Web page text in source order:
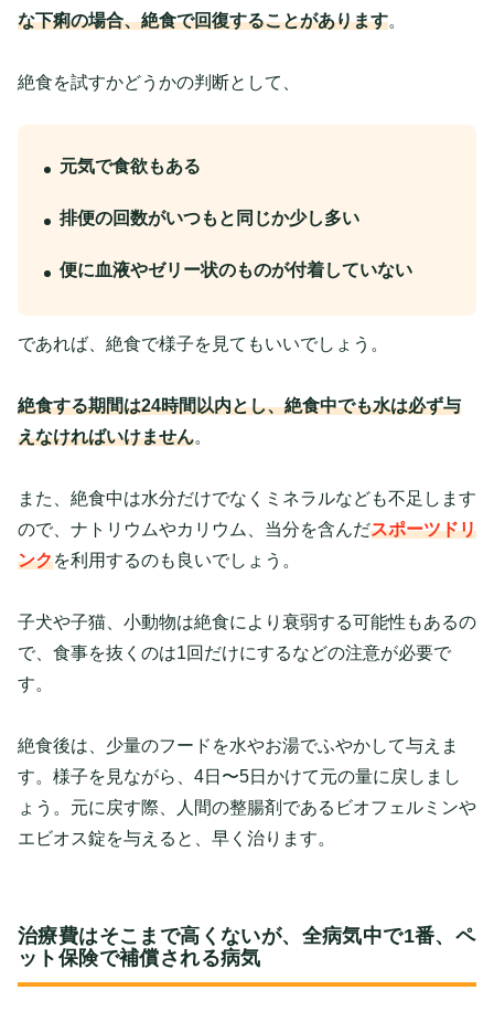
な下痢の場合、絶食で回復することがあります。
絶食を試すかどうかの判断として、
元気で食欲もある
排便の回数がいつもと同じか少し多い
便に血液やゼリー状のものが付着していない
であれば、絶食で様子を見てもいいでしょう。
絶食する期間は24時間以内とし、絶食中でも水は必ず与
えなければいけません。
また、絶食中は水分だけでなくミネラルなども不足します
ので、ナトリウムやカリウム、当分を含んだスポーツドリ
ンクを利用するのも良いでしょう。
子犬や子猫、小動物は絶食により衰弱する可能性もあるの
で、食事を抜くのは1回だけにするなどの注意が必要で
す。
絶食後は、少量のフードを水やお湯でふやかして与えま
す。様子を見ながら、4日〜5日かけて元の量に戻しまし
ょう。元に戻す際、人間の整腸剤であるビオフェルミンや
エビオス錠を与えると、早く治ります。
治療費はそこまで高くないが、全病気中で1番、ペ
ット保険で補償される病気